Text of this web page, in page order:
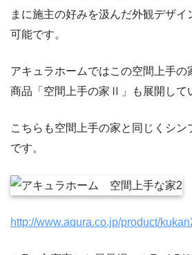
まに施主の好みを汲んだ外観デザイ
可能です。
アキュラホームではこの空間上手の
商品「空間上手の家Ⅱ」も展開して
こちらも空間上手の家と同じくシン
です。
http://www.aqura.co.jp/product/